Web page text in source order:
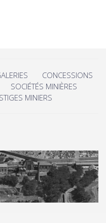
CONCESSIONS
SOCIÉTÉS MINIÈRES
MINIERS